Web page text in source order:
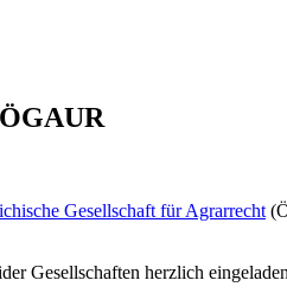
Gesellschaft für Agrarrecht
Gesellschaften herzlich eingeladen